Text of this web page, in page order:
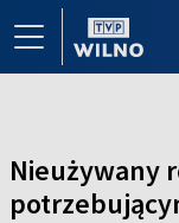
Nieużywany